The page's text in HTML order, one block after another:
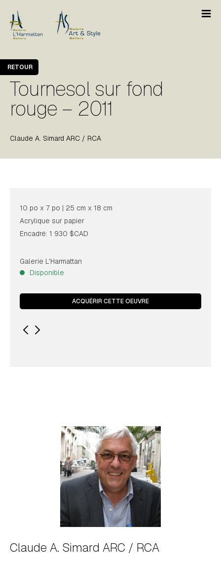
Tournesol sur fond
rouge – 2011
Claude A. Simard ARC / RCA
RETOUR
10 po x 7 po | 25 cm x 18 cm
Acrylique sur papier
Encadré: 1 930 $CAD
Galerie L'Harmattan
Disponible
ACQUÉRIR CETTE OEUVRE
Claude A. Simard ARC / RCA